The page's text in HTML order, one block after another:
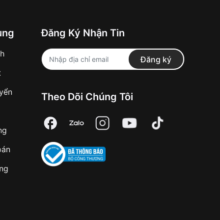
Đăng Ký Nhận Tin
Đăng ký
Theo Dõi Chúng Tôi